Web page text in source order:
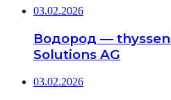
03.02.2026
Водород —
Solutions AG
03.02.2026